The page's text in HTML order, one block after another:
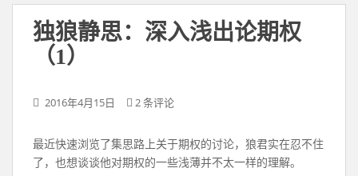
独狼静思：深入浅出论期权
（1）
2016年4月15日 2 条评论
最近快速浏览了集思路上关于期权的讨论，狼君实在忍不住
了，也想谈谈他对期权的一些浅薄并不太一样的理解。